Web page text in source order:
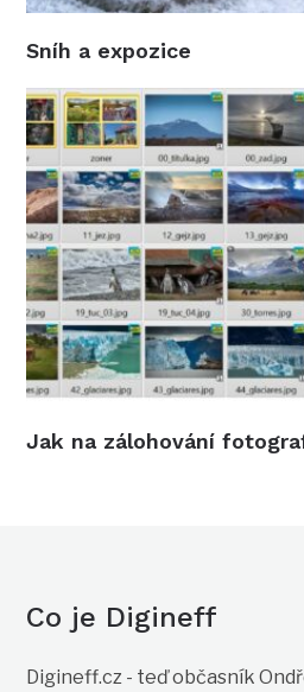
Sníh a expozice
Jak na zálohování
Co je Digineff
Digineff.cz - teď občasník